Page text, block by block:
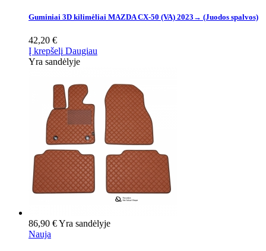
Guminiai 3D kilimėliai MAZDA CX-50 (VA) 2023→ (Juodos spalvos)
42,20 €
Į krepšelį Daugiau
Yra sandėlyje
86,90 €Yra sandėlyje
Nauja